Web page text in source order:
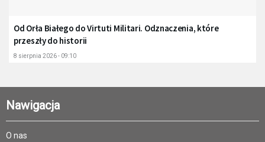
Od Orła Białego do Virtuti Militari. Odznaczenia, które
przeszły do historii
8 sierpnia 2026 - 09:10
Nawigacja
O nas